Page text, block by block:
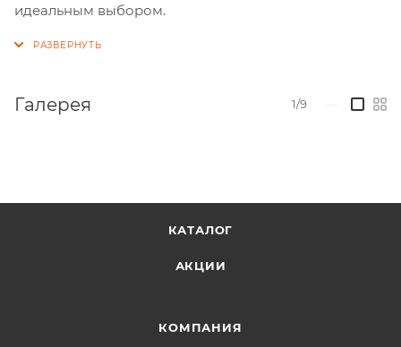
идеальным выбором.
Галерея 1/9
КАТАЛОГ
АКЦИИ
КОМПАНИЯ